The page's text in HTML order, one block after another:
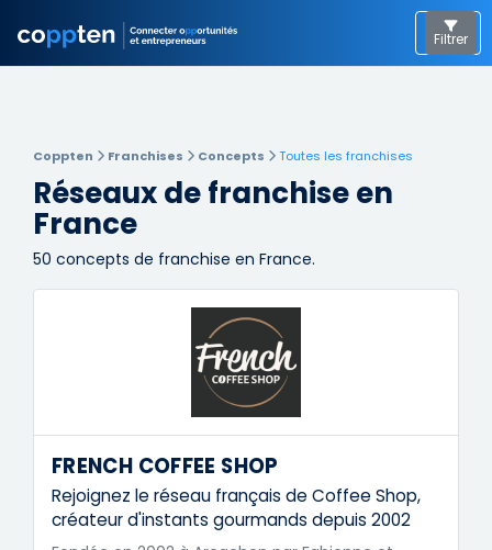
Filtrer
Coppten Franchises Concepts Toutes les franchises
Réseaux de franchise en
France
50 concepts de franchise en France.
FRENCH COFFEE SHOP
Rejoignez le réseau français de Coffee Shop,
créateur d'instants gourmands depuis 2002